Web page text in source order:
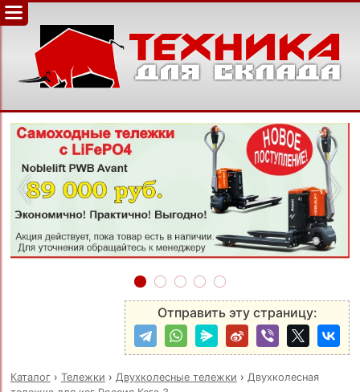
‹ ›
Отправить эту страницу:
Каталог› Тележки › Двухколесные тележки › Двухколесная